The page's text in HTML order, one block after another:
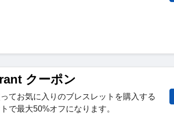
クーポン
てお気に入りのブレスレットを購入する
で最大50%オフになります。